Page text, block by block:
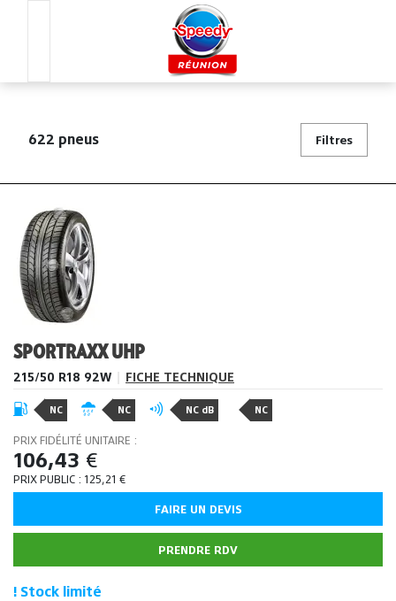
622 pneus Filtres
SPORTRAXX UHP
215/50 R18 92W FICHE TECHNIQUE
NC NC NC dB NC
PRIX FIDÉLITÉ UNITAIRE :
106,43 €
PRIX PUBLIC : 125,21 €
FAIRE UN DEVIS
PRENDRE RDV
! Stock limité